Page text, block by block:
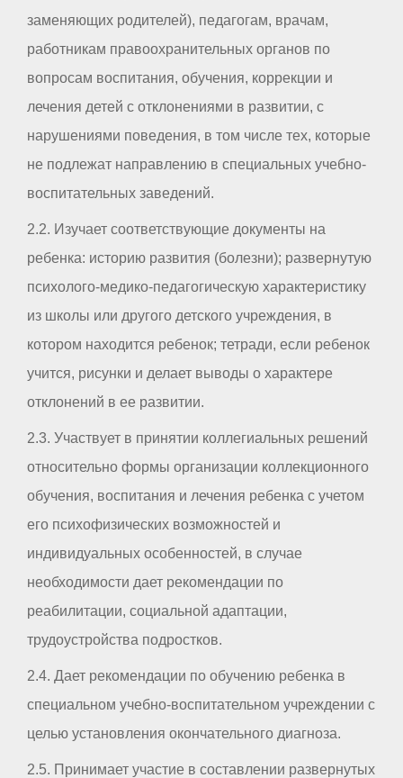
заменяющих родителей), педагогам, врачам,
работникам правоохранительных органов по
вопросам воспитания, обучения, коррекции и
лечения детей с отклонениями в развитии, с
нарушениями поведения, в том числе тех, которые
не подлежат направлению в специальных учебно-
воспитательных заведений.
2.2. Изучает соответствующие документы на
ребенка: историю развития (болезни); развернутую
психолого-медико-педагогическую характеристику
из школы или другого детского учреждения, в
котором находится ребенок; тетради, если ребенок
учится, рисунки и делает выводы о характере
отклонений в ее развитии.
2.3. Участвует в принятии коллегиальных решений
относительно формы организации коллекционного
обучения, воспитания и лечения ребенка с учетом
его психофизических возможностей и
индивидуальных особенностей, в случае
необходимости дает рекомендации по
реабилитации, социальной адаптации,
трудоустройства подростков.
2.4. Дает рекомендации по обучению ребенка в
специальном учебно-воспитательном учреждении с
целью установления окончательного диагноза.
2.5. Принимает участие в составлении развернутых